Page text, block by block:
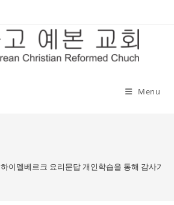
Menu
하이델베르크 요리문답 개인학습을 통해 감사가